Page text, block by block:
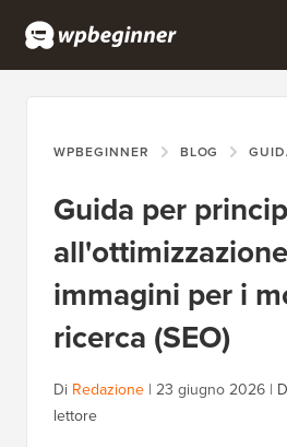
WPBEGINNER BLOG
Guida per
immagini per i
ricerca (SEO)
Di Redazione | 23 giugno 2026 |
lettore